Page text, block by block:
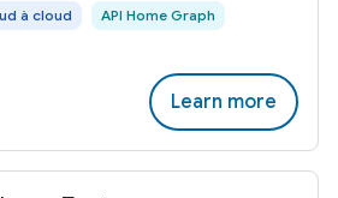
à cloud API Home Graph
Learn more